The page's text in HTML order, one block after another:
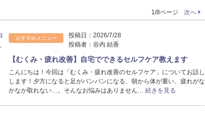
1/8ページ 次へ
おすすめメニュー 投稿日： 2026/7/28
投稿者： 谷内 結香
【むくみ・疲れ改善】自宅でできるセルフケア教えます
こんにちは！今回は「むくみ・疲れ改善のセルフケア」についてお話し
します！夕方になると足がパンパンになる、朝から体が重い、疲れがな
かなか取れない…。そんなお悩みはありません… 続きを見る